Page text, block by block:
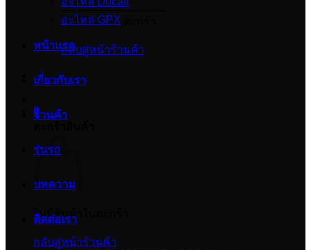
ไม่มีสินค้าในตะกร้า
กลับสู่หน้าร้านค้า
0
ไม่มีสินค้าในตะกร้า
กลับสู่หน้าร้านค้า
อะไหล่ GPX
หน้าแรก
เกี่ยวกับเรา
ร้านค้า
รุ่นรถ
บทความ
ติดต่อเรา